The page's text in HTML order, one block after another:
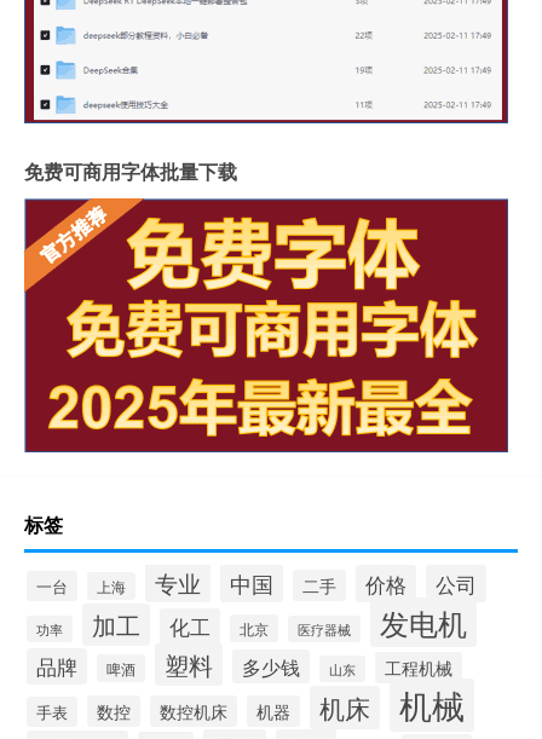
免费可商用字体批量下载
标签
一台 上海 专业 中国 二手 价格 公司
功率 加工 化工 北京 医疗器械 发电机
品牌 啤酒 塑料 多少钱 山东 工程机械
手表 数控 数控机床 机器 机床 机械